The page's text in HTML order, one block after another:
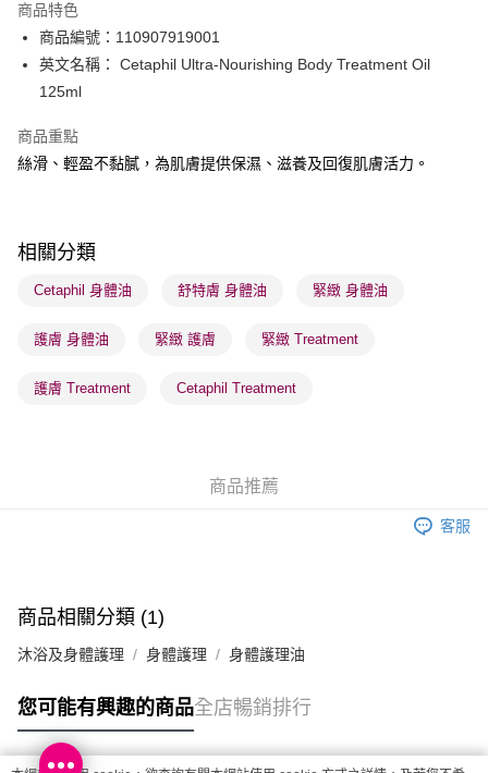
PayMe
WeChat Pay
送貨方式
每筆HK$65.00，滿HK$300.00或以上免運費
確認發貨後1-3 工作天送達，訂單將隨機分配至SF順豐速運或京東
每筆HK$65.00，滿HK$300.00或以上免運費
每筆HK$20.00，滿HK$100.00或以上免運費
(澳門門市) 只顯示可選門市。確認發貨後2-5個工作天到店，3天內
澳門地區配送 - 確認發貨後1-4個工作天送達
商品特色
商品編號：110907919001
英文名稱： Cetaphil Ultra-Nourishing Body Treatment Oil
125ml
商品重點
絲滑、輕盈不黏膩，為肌膚提供保濕、滋養及回復肌膚活力。
相關分類
Cetaphil 身體油 舒特膚 身體油 緊緻 身體油
護膚 身體油 緊緻 護膚 緊緻 Treatment
護膚 Treatment Cetaphil Treatment
商品推薦
客服
商品相關分類 (1)
沐浴及身體護理 身體護理 身體護理油
您可能有興趣的商品全店暢銷排行